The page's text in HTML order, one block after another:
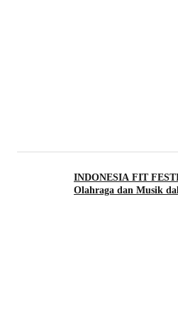
INDONESIA FIT
Olahraga dan Musik